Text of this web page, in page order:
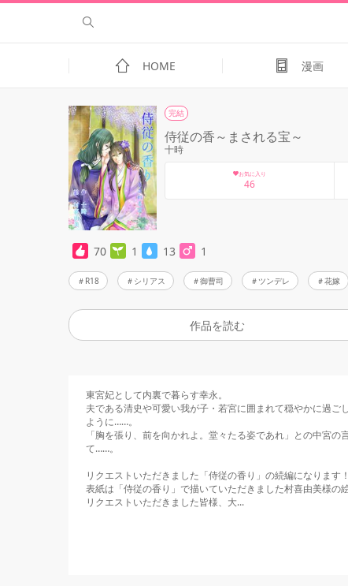
HOME 漫画
完結
侍従の香～まされる宝～
十時
お気に入り
46
70 1 13 1
R18 シリアス 御曹司 ツンデレ 花嫁
作品を読む
東宮妃として内裏で暮らす幸永。
夫である清史や可愛い我が子・若宮に囲まれて穏やかに過
ように……。
「胸を張り、前を向かれよ。堂々たる姿であれ」との中宮
て……。
リクエストいただきました「侍従の香り」の続編になります！
表紙は「侍従の香り」で描いていただきました村喜由美様の
リクエストいただきました皆様、大...